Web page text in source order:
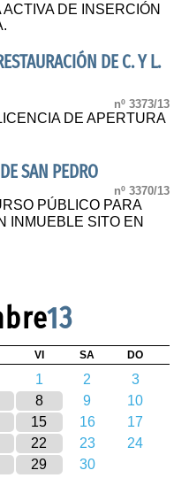
DE INSERCIÓN
DE C. Y L.
nº 3373/13
DE APERTURA
SAN PEDRO
nº 3370/13
PÚBLICO PARA
INMUEBLE SITO EN
13
VI SA DO
1 2
3
8 9
10
15 16
17
22 23
24
29 30